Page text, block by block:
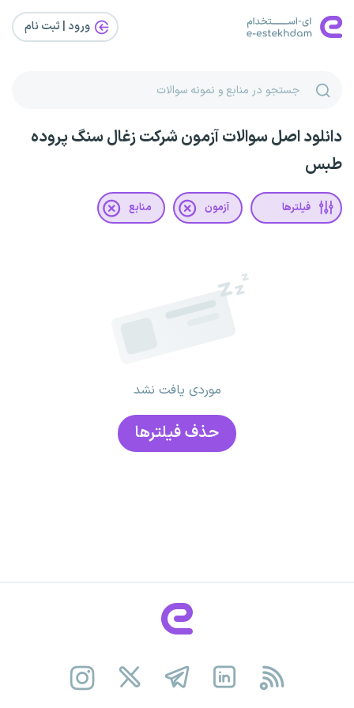
ورود | ثبت‌ نام
دانلود اصل سوالات آزمون شرکت زغال سنگ پروده
طبس
فیلترها آزمون منابع
موردی یافت نشد
حذف فیلتر‌ها